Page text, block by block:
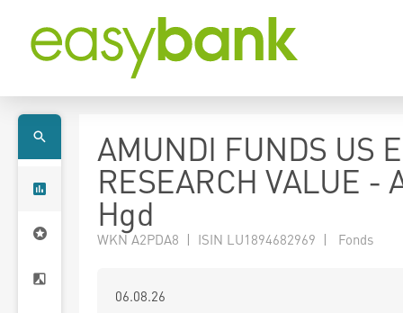
AMUNDI FUNDS US
RESEARCH VALUE -
Hgd
WKN A2PDA8 | ISIN LU1894682969 | Fonds
06.08.26